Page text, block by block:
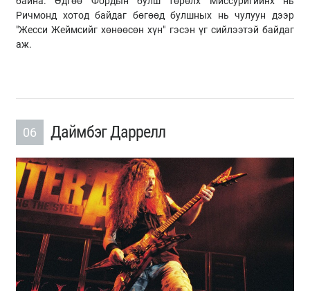
Ричмонд хотод байдаг бөгөөд булшных нь чулуун дээр
"Жесси Жеймсийг хөнөөсөн хүн" гэсэн үг сийлээтэй байдаг
аж.
06 Даймбэг Даррелл